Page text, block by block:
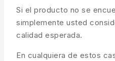
Si el producto no se
simplemente usted
calidad esperada.
En cualquiera de estos